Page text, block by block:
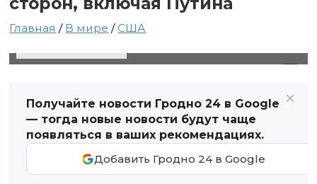
Главная / В мире /США
Получайте новости Гродно 24 в Google
— тогда новые новости будут чаще
появляться в ваших рекомендациях.
Добавить Гродно 24 в Google